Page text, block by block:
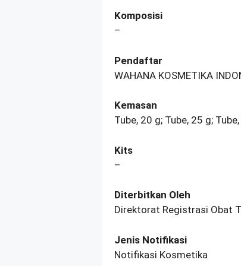
Komposisi
–
Pendaftar
WAHANA KOSMETIKA
Kemasan
Tube, 20 g; Tube, 25 g;
Kits
–
Diterbitkan Oleh
Direktorat Registrasi Obat
Jenis Notifikasi
Notifikasi Kosmetika